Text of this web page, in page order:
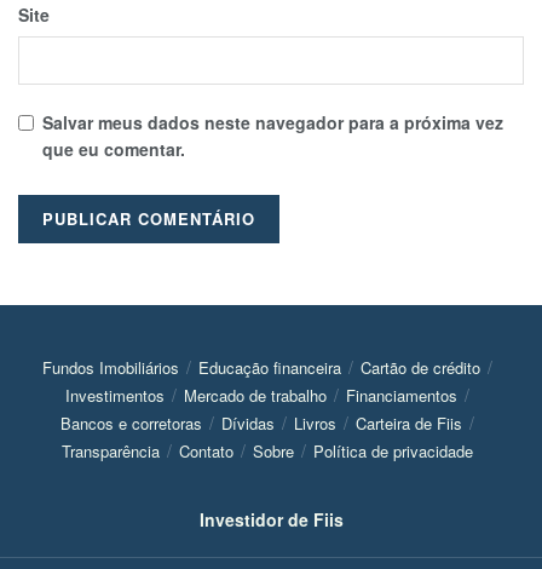
Site
Salvar meus dados neste navegador para a próxima vez
que eu comentar.
Fundos Imobiliários Educação financeira
Cartão de crédito
Investimentos
Mercado de trabalho
Financiamentos
Bancos e corretoras
Dívidas Livros
Carteira de Fiis
Transparência
Contato Sobre Política de privacidade
Investidor de Fiis